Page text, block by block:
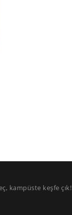
kampüste keşfe çık!